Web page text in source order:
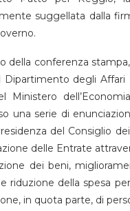
suggellata dalla
della conferenza
Dipartimento degli Affari
Ministero
una serie di
del Consiglio
delle Entrate
dei beni,
riduzione della spesa
in quota parte, di